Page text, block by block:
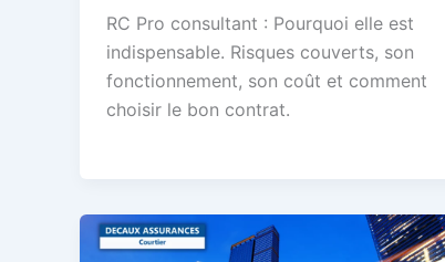
RC Pro consultant : Pourquoi elle est
indispensable. Risques couverts, son
fonctionnement, son coût et comment
choisir le bon contrat.